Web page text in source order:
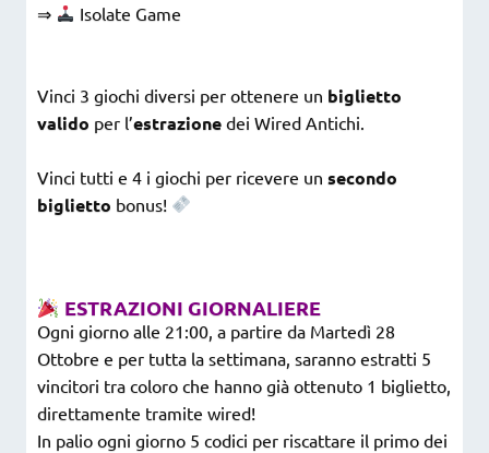
⇒
Isolate Game
Vinci 3 giochi diversi per ottenere un biglietto
valido per l’estrazione dei Wired Antichi.
Vinci tutti e 4 i giochi per ricevere un secondo
biglietto bonus!
ESTRAZIONI GIORNALIERE
Ogni giorno alle 21:00, a partire da Martedì 28
Ottobre e per tutta la settimana, saranno estratti 5
vincitori tra coloro che hanno già ottenuto 1 biglietto,
direttamente tramite wired!
In palio ogni giorno 5 codici per riscattare il primo dei